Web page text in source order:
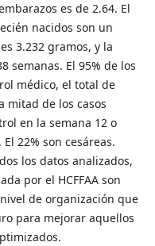
es de 2.64. El
nacidos son un
3.232 gramos, y la
semanas. El 95% de los
médico, el total de
mitad de los casos
en la semana 12 o
22% son cesáreas.
los datos analizados,
por el HCFFAA son
de organización que
para mejorar aquellos